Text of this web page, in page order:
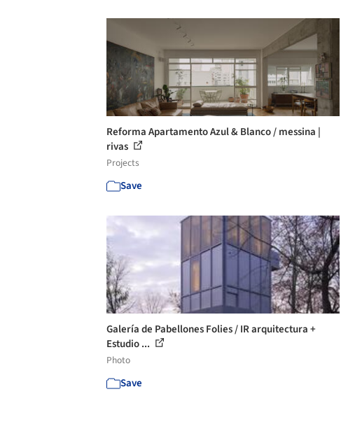
Reforma Apartamento Azul & Blanco / messina |
rivas
Projects
Save
Galería de Pabellones Folies / IR arquitectura +
Estudio ...
Photo
Save